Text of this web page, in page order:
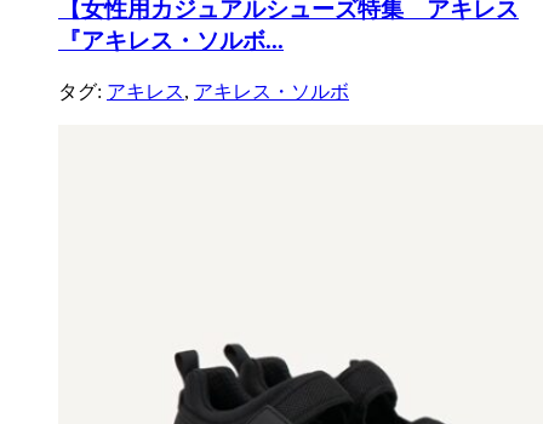
【女性用カジュアルシューズ特集 アキレス
『アキレス・ソルボ...
タグ: アキレス, アキレス・ソルボ